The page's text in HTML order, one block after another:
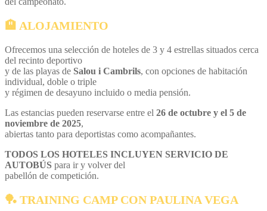
🏨 ALOJAMIENTO
Ofrecemos una selección de hoteles de 3 y 4 estrellas situados cerca
del recinto deportivo
y de las playas de Salou i Cambrils, con opciones de habitación
individual, doble o triple
y régimen de desayuno incluido o media pensión.
Las estancias pueden reservarse entre el 26 de octubre y el 5 de
noviembre de 2025,
abiertas tanto para deportistas como acompañantes.
TODOS LOS HOTELES INCLUYEN SERVICIO DE
AUTOBÚS para ir y volver del
pabellón de competición.
🏓 TRAINING CAMP CON PAULINA VEGA